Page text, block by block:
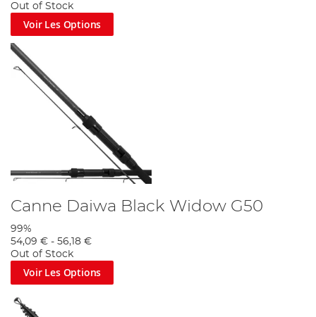
Out of Stock
Voir Les Options
Canne Daiwa Black Widow G50
99%
54,09 € - 56,18 €
Out of Stock
Voir Les Options